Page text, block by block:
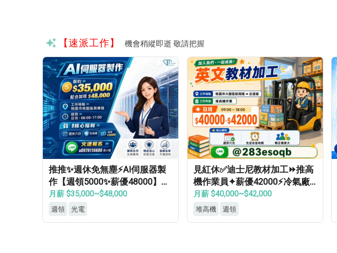
【速派工作】 機會稍縱即逝 敬請把握
推推✨週休免無塵⚡AI伺服器製
作【週領5000✨薪優48000】免
學經歷✔免健檢✔免輪班✔
月薪 $35,000~$48,000
週領 光電
見紅休✅迪士尼教材加工⏩推高
機作業員✦薪優42000⚡冷氣廠
房✦轉正機會大
月薪 $40,000~$42,000
堆高機 週領